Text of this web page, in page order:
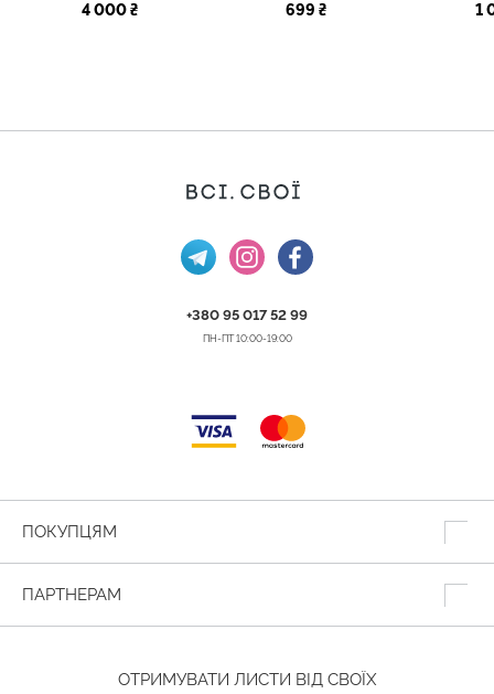
4 000 ₴ 699 ₴ 1
+380 95 017 52 99
ПН-ПТ 10:00-19:00
ПОКУПЦЯМ
ПАРТНЕРАМ
ОТРИМУВАТИ ЛИСТИ ВІД СВОЇХ